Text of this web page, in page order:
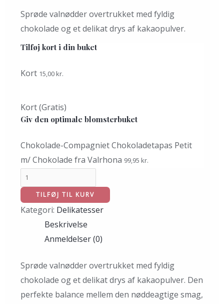
Sprøde valnødder overtrukket med fyldig
chokolade og et delikat drys af kakaopulver.
Tilføj kort i din buket
Kort 15,00 kr.
Kort (Gratis)
Giv den optimale blomsterbuket
Chokolade-Compagniet Chokoladetapas Petit
m/ Chokolade fra Valrhona 99,95 kr.
TILFØJ TIL KURV
Kategori: Delikatesser
Beskrivelse
Anmeldelser (0)
Sprøde valnødder overtrukket med fyldig
chokolade og et delikat drys af kakaopulver. Den
perfekte balance mellem den nøddeagtige smag,